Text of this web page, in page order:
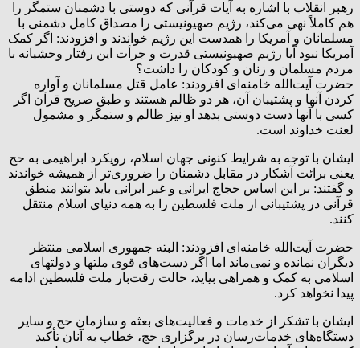
رهبر انقلاب با اشاره به آیات قرآنی که دوستی با دشمنان ستمگر را
هم کاملاً نهی می‌کند، رژیم صهیونیستی را مصداق کامل دشمنی با
مسلمانان و آمریکا را همدست این رژیم خواندند و افزودند: اگر کمک
آمریکا نبود آیا رژیم صهیونیستی قدرت و جرأت این رفتار وحشیانه با
مردم مسلمان و زنان و کودکان را داشت؟
حضرت آیت‌الله خامنه‌ای افزودند: عامل قتل مسلمانان و آواره
کردن آنها و پشتیبان آن، هر دو ظالم هستند و طبق صریح قرآن اگر
کسی با آنها دست دوستی بدهد او نیز ظالم و ستمگر و مشمول
لعنت خداوند است.
ایشان با توجه به شرایط کنونی جهان اسلام، رویکرد ابراهیمی به حج
یعنی برائت آشکار در مقابل دشمنان را ضروری‌تر از همیشه خواندند
و گفتند: بر این اساس حجاج ایرانی و غیر ایرانی باید بتوانند منطق
قرآنی در پشتیبانی از ملت فلسطین را به همه دنیای اسلام منتقل
کنند.
حضرت آیت‌الله خامنه‌ای افزودند: البته جمهوری اسلامی منتظر
دیگران نمانده و نمی‌ماند اما اگر دست‌های قوی ملتها و دولتهای
اسلامی به کمک و همراهی بیاید، حالت رقت‌بار ملت فلسطین ادامه
پیدا نخواهد کرد.
ایشان با تشکر از خدمات و فعالیت‌های بعثه و سازمان حج و سایر
دستگاه‌های خدمات‌رسان در برگزاری حج، خطاب به آنان تأکید